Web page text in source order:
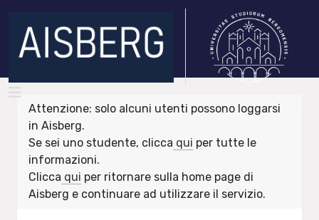
Attenzione: solo alcuni utenti possono loggarsi
in Aisberg.
Se sei uno studente, clicca qui per tutte le
informazioni.
Clicca qui per ritornare sulla home page di
Aisberg e continuare ad utilizzare il servizio.